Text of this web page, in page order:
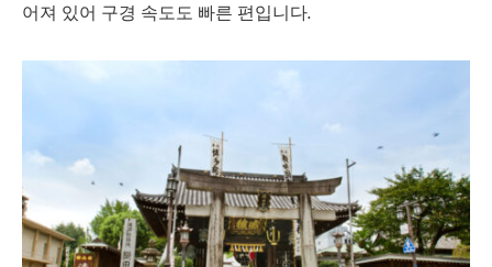
어져 있어 구경 속도도 빠른 편입니다.